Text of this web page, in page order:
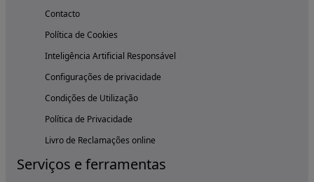
Contacto
Política de Cookies
Inteligência Artificial Responsável
Configurações de privacidade
Condições de Utilização
Política de Privacidade
Livro de Reclamações online
Serviços e ferramentas